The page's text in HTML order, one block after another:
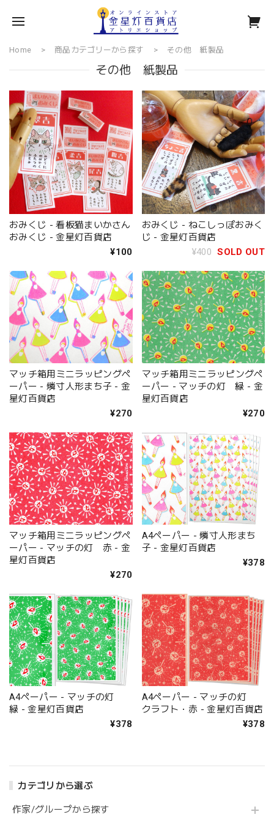
カテゴリから選ぶ
作家/グループから探す
Home 商品カテゴリーから探す その他 紙製品
その他 紙製品
おみくじ - 看板猫まいかさん
おみくじ - 金星灯百貨店
¥100
おみくじ - ねこしっぽおみく
じ - 金星灯百貨店
¥400 SOLD OUT
マッチ箱用ミニラッピングペ
ーパー - 燐寸人形まち子 - 金
星灯百貨店
¥270
マッチ箱用ミニラッピングペ
ーパー - マッチの灯 緑 - 金
星灯百貨店
¥270
マッチ箱用ミニラッピングペ
ーパー - マッチの灯 赤 - 金
星灯百貨店
¥270
A4ペーパー - 燐寸人形まち
子 - 金星灯百貨店
¥378
A4ペーパー - マッチの灯
緑 - 金星灯百貨店
¥378
A4ペーパー - マッチの灯
クラフト・赤 - 金星灯百貨店
¥378